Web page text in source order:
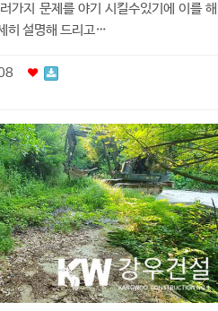
가지 문제를 야기 시킬수있기에 이를
히 설명해 드리고…